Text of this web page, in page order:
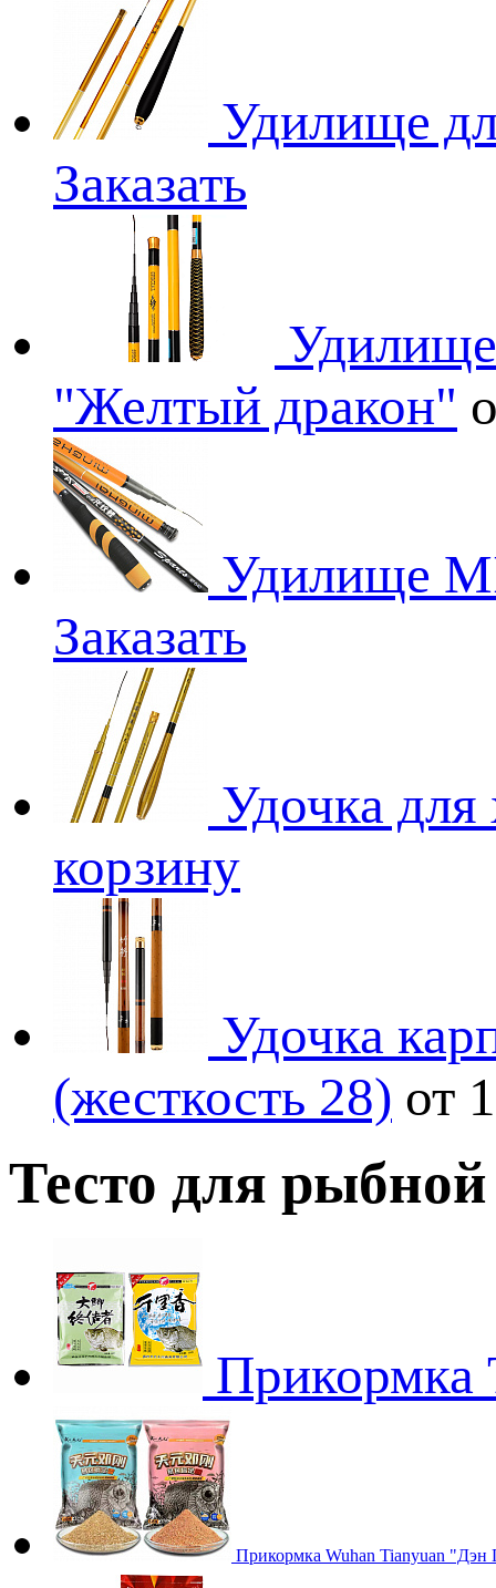
Удилище
Заказать
Удилище
"Желтый дракон"
Удилище
Заказать
Удочка для
корзину
Удочка
(жесткость 28) от
Тесто для
Прикормка
Прикормка Wuhan Tianyuan "Дэн